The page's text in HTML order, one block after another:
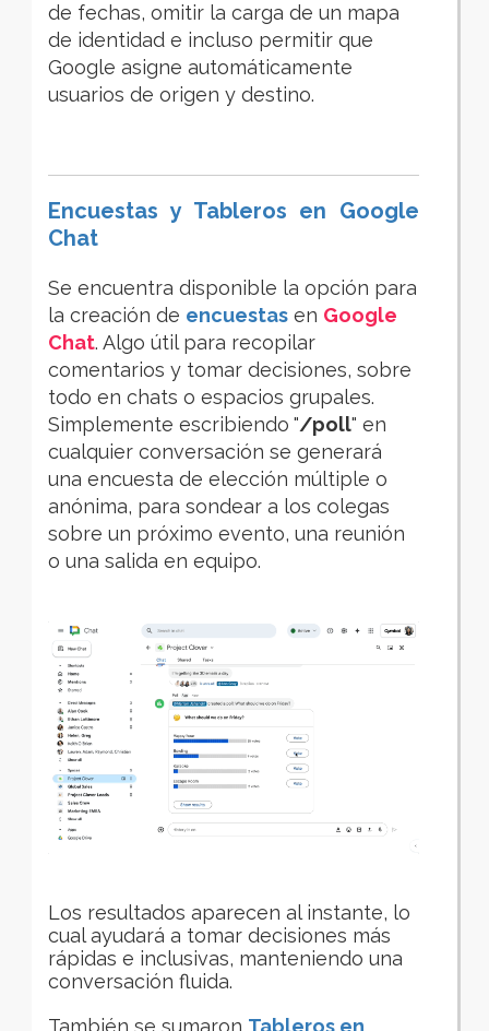
de fechas, omitir la carga de un mapa
de identidad e incluso permitir que
Google asigne automáticamente
usuarios de origen y destino.
Encuestas y Tableros en Google
Chat
Se encuentra disponible la opción para
la creación de encuestas en Google
Chat. Algo útil para recopilar
comentarios y tomar decisiones, sobre
todo en chats o espacios grupales.
Simplemente escribiendo "/poll" en
cualquier conversación se generará
una encuesta de elección múltiple o
anónima, para sondear a los colegas
sobre un próximo evento, una reunión
o una salida en equipo.
Los resultados aparecen al instante, lo
cual ayudará a tomar decisiones más
rápidas e inclusivas, manteniendo una
conversación fluida.
También se sumaron Tableros en